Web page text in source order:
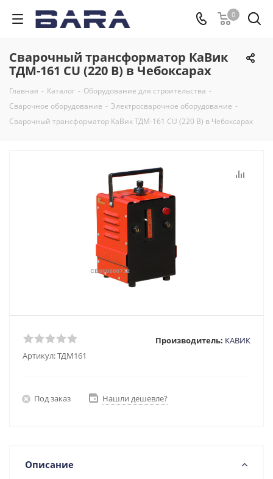
0
Сварочный трансформатор КаВик
ТДМ-161 CU (220 В) в Чебоксарах
Главная - Каталог - Оборудование для строительства -
Сварочное оборудование - Электросварочное оборудование -
Сварочный трансформатор КаВик ТДМ-161 CU (220 В) в Чебоксарах
Артикул:ТДМ161
Производитель: КАВИК
Под заказ Нашли дешевле?
Описание